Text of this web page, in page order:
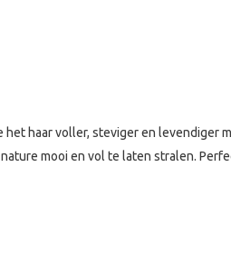
haar voller, steviger en levendiger
mooi en vol te laten stralen.